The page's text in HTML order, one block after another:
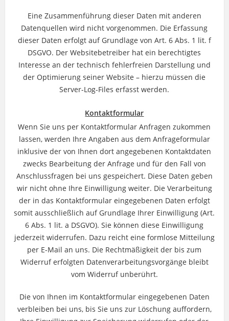
Eine Zusammenführung dieser Daten mit anderen
Datenquellen wird nicht vorgenommen. Die Erfassung
dieser Daten erfolgt auf Grundlage von Art. 6 Abs. 1 lit. f
DSGVO. Der Websitebetreiber hat ein berechtigtes
Interesse an der technisch fehlerfreien Darstellung und
der Optimierung seiner Website – hierzu müssen die
Server-Log-Files erfasst werden.
Kontaktformular
Wenn Sie uns per Kontaktformular Anfragen zukommen
lassen, werden Ihre Angaben aus dem Anfrageformular
inklusive der von Ihnen dort angegebenen Kontaktdaten
zwecks Bearbeitung der Anfrage und für den Fall von
Anschlussfragen bei uns gespeichert. Diese Daten geben
wir nicht ohne Ihre Einwilligung weiter. Die Verarbeitung
der in das Kontaktformular eingegebenen Daten erfolgt
somit ausschließlich auf Grundlage Ihrer Einwilligung (Art.
6 Abs. 1 lit. a DSGVO). Sie können diese Einwilligung
jederzeit widerrufen. Dazu reicht eine formlose Mitteilung
per E-Mail an uns. Die Rechtmäßigkeit der bis zum
Widerruf erfolgten Datenverarbeitungsvorgänge bleibt
vom Widerruf unberührt.
Die von Ihnen im Kontaktformular eingegebenen Daten
verbleiben bei uns, bis Sie uns zur Löschung auffordern,